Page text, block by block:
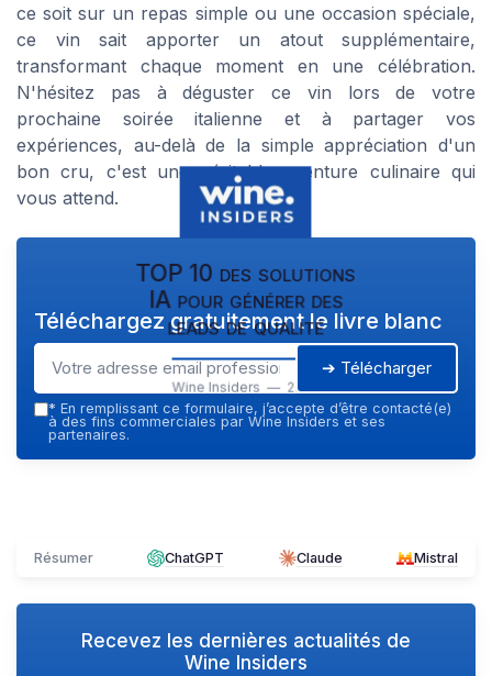
ce soit sur un repas simple ou une occasion spéciale,
ce vin sait apporter un atout supplémentaire,
transformant chaque moment en une célébration.
N'hésitez pas à déguster ce vin lors de votre
prochaine soirée italienne et à partager vos
expériences, au-delà de la simple appréciation d'un
bon cru, c'est une véritable aventure culinaire qui
vous attend.
TOP 10 des solutions
IA pour générer des
leads de qualité
Wine Insiders — 2026
Téléchargez gratuitement le livre blanc
➔ Télécharger
* En remplissant ce formulaire, j’accepte d’être contacté(e)
à des fins commerciales par Wine Insiders et ses
partenaires.
Résumer ChatGPT Claude Mistral
Recevez les dernières actualités de
Wine Insiders